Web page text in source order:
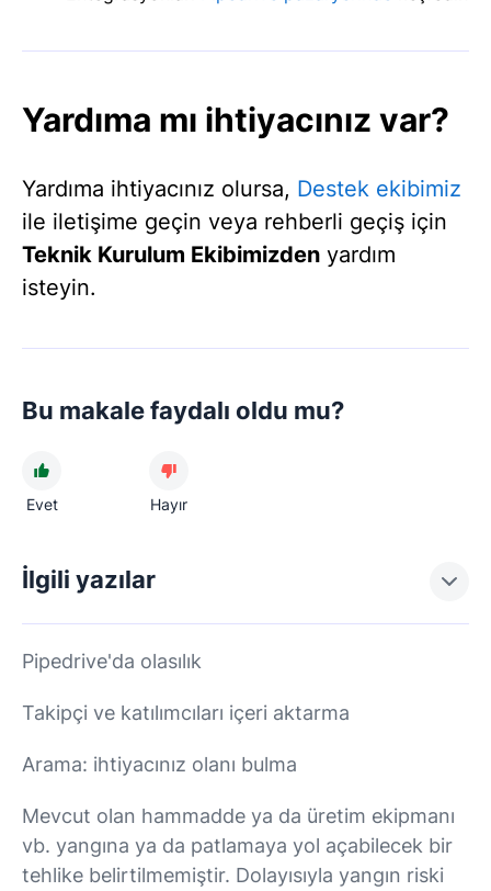
Yardıma mı ihtiyacınız var?
Yardıma ihtiyacınız olursa, Destek ekibimiz
ile iletişime geçin veya rehberli geçiş için
Teknik Kurulum Ekibimizden yardım
isteyin.
Bu makale faydalı oldu mu?
Evet Hayır
İlgili yazılar
Pipedrive'da olasılık
Takipçi ve katılımcıları içeri aktarma
Arama: ihtiyacınız olanı bulma
Mevcut olan hammadde ya da üretim ekipmanı
vb. yangına ya da patlamaya yol açabilecek bir
tehlike belirtilmemiştir. Dolayısıyla yangın riski